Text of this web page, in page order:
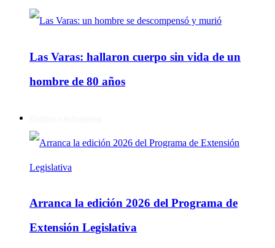
Las Varas: hallaron cuerpo sin vida de un
hombre de 80 años
Arranca la edición 2026 del Programa de
Extensión Legislativa